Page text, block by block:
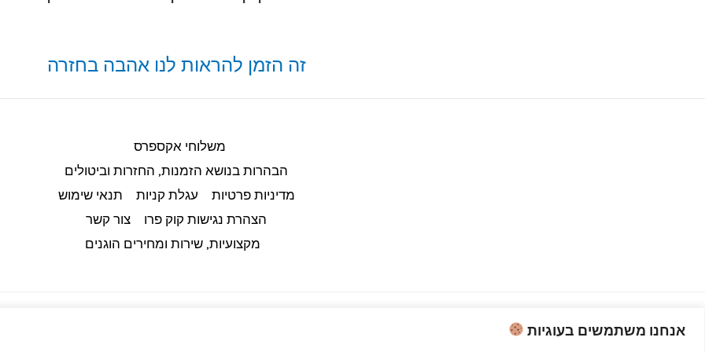
אנחנו משתמשים בעוגיות
זה הזמן להראות לנו אהבה בחזרה
משלוחי אקספרס
הבהרות בנושא הזמנות, החזרות וביטולים​
מדיניות פרטיות
עגלת קניות
תנאי שימוש
הצהרת נגישות קוק פרו
צור קשר
מקצועיות, שירות ומחירים הוגנים